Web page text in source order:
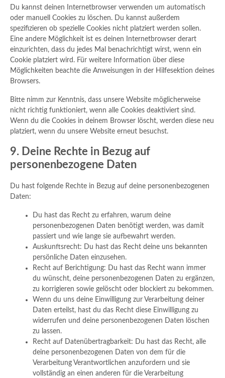
Du kannst deinen Internetbrowser verwenden um automatisch
oder manuell Cookies zu löschen. Du kannst außerdem
spezifizieren ob spezielle Cookies nicht platziert werden sollen.
Eine andere Möglichkeit ist es deinen Internetbrowser derart
einzurichten, dass du jedes Mal benachrichtigt wirst, wenn ein
Cookie platziert wird. Für weitere Information über diese
Möglichkeiten beachte die Anweisungen in der Hilfesektion deines
Browsers.
Bitte nimm zur Kenntnis, dass unsere Website möglicherweise
nicht richtig funktioniert, wenn alle Cookies deaktiviert sind.
Wenn du die Cookies in deinem Browser löscht, werden diese neu
platziert, wenn du unsere Website erneut besuchst.
9. Deine Rechte in Bezug auf
personenbezogene Daten
Du hast folgende Rechte in Bezug auf deine personenbezogenen
Daten:
Du hast das Recht zu erfahren, warum deine
personenbezogenen Daten benötigt werden, was damit
passiert und wie lange sie aufbewahrt werden.
Auskunftsrecht: Du hast das Recht deine uns bekannten
persönliche Daten einzusehen.
Recht auf Berichtigung: Du hast das Recht wann immer
du wünscht, deine personenbezogenen Daten zu ergänzen,
zu korrigieren sowie gelöscht oder blockiert zu bekommen.
Wenn du uns deine Einwilligung zur Verarbeitung deiner
Daten erteilst, hast du das Recht diese Einwilligung zu
widerrufen und deine personenbezogenen Daten löschen
zu lassen.
Recht auf Datenübertragbarkeit: Du hast das Recht, alle
deine personenbezogenen Daten von dem für die
Verarbeitung Verantwortlichen anzufordern und sie
vollständig an einen anderen für die Verarbeitung